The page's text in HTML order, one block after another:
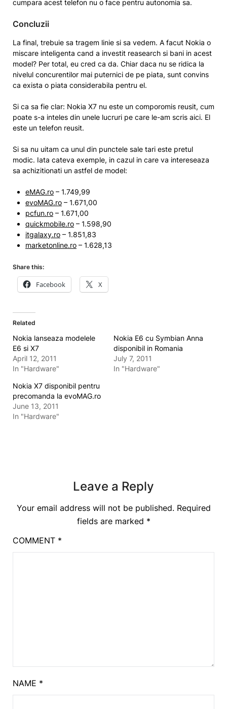
cumpara acest telefon nu o face pentru autonomia sa.
Concluzii
La final, trebuie sa tragem linie si sa vedem. A facut Nokia o
miscare inteligenta cand a investit reasearch si bani in acest
model? Per total, eu cred ca da. Chiar daca nu se ridica la
nivelul concurentilor mai puternici de pe piata, sunt convins
ca exista o piata considerabila pentru el.
Si ca sa fie clar: Nokia X7 nu este un comporomis reusit, cum
poate s-a inteles din unele lucruri pe care le-am scris aici. El
este un telefon reusit.
Si sa nu uitam ca unul din punctele sale tari este pretul
modic. Iata cateva exemple, in cazul in care va intereseaza
sa achizitionati un astfel de model:
eMAG.ro – 1.749,99
evoMAG.ro – 1.671,00
pcfun.ro – 1.671,00
quickmobile.ro – 1.598,90
itgalaxy.ro – 1.851,83
marketonline.ro – 1.628,13
Share this:
Facebook X
Related
Nokia lanseaza modelele
E6 si X7
April 12, 2011
In "Hardware"
Nokia E6 cu Symbian Anna
disponibil in Romania
July 7, 2011
In "Hardware"
Nokia X7 disponibil pentru
precomanda la evoMAG.ro
June 13, 2011
In "Hardware"
Leave a Reply
Your email address will not be published. Required
fields are marked *
COMMENT *
NAME *